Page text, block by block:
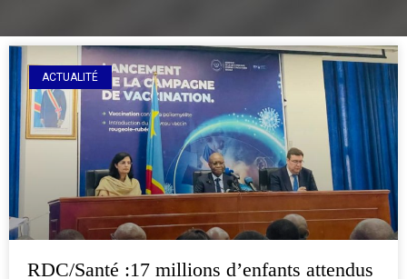
ACTUALITÉ
RDC/Santé :17 millions d’enfants attendus